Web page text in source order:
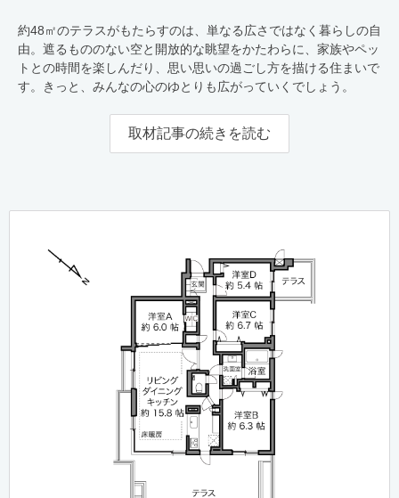
約48㎡のテラスがもたらすのは、単なる広さではなく暮らしの自
由。遮るもののない空と開放的な眺望をかたわらに、家族やペッ
トとの時間を楽しんだり、思い思いの過ごし方を描ける住まいで
す。きっと、みんなの心のゆとりも広がっていくでしょう。
取材記事の続きを読む